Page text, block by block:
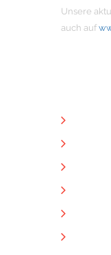
Unsere
auch auf